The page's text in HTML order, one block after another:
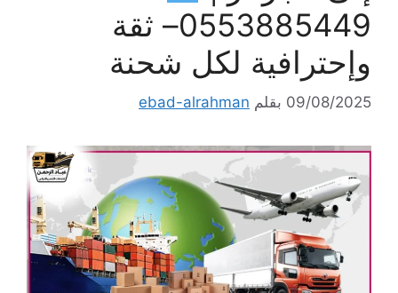
0553885449– ثقة
وإحترافية لكل شحنة
09/08/2025 بقلم ebad-alrahman